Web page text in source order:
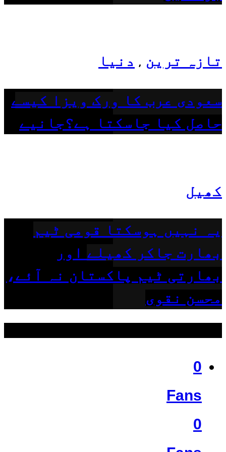
تازہ ترین , دنیا
سعودی عرب کا ورک ویزا کیسے
حاصل کیا جاسکتا ہے؟جانیے
کھیل
یہ نہیں ہوسکتا قومی ٹیم
بھارت جاکر کھیلے اور
بھارتی ٹیم پاکستان نہ آئے،
محسن نقوی
0
Fans
0